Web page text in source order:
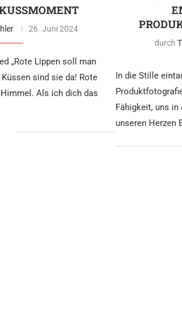
26. Juni 2024
„Rote Lippen soll man
Küssen sind sie da! Rote
Als ich dich das
durch
In die Stille
Fähigkeit, uns in
unseren Herzen